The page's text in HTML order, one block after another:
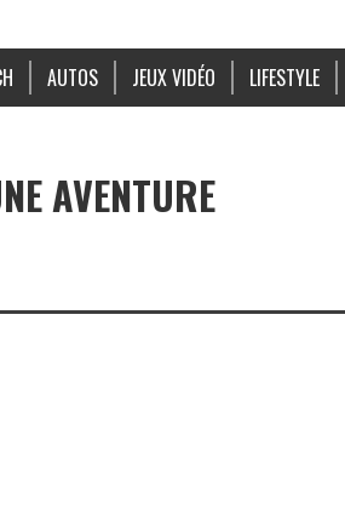
AUTOS JEUX VIDÉO LIFESTYLE
AVENTURE